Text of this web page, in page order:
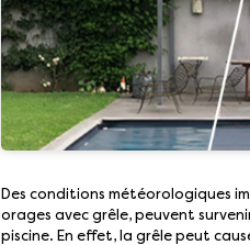
Des conditions météorologiques
orages avec grêle, peuvent
piscine. En effet, la grêle peut